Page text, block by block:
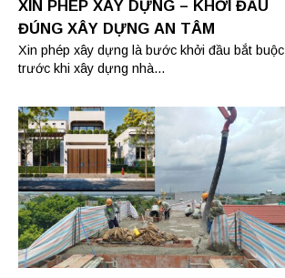
XIN PHÉP XÂY DỰNG – KHỞI ĐẦU
ĐÚNG XÂY DỰNG AN TÂM
Xin phép xây dựng là bước khởi đầu bắt buộc
trước khi xây dựng nhà...